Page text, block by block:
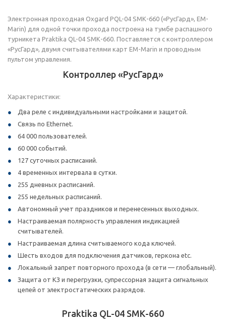
Электронная проходная Oxgard PQL-04 SMК-660 («РусГард», EM-
Marin) для одной точки прохода построена на тумбе распашного
турникета Praktika QL-04 SMК-660. Поставляется с контроллером
«РусГард», двумя считывателями карт EM-Marin и проводным
пультом управления.
Контроллер «РусГард»
Характеристики:
Два реле с индивидуальными настройками и защитой.
Связь по Ethernet.
64 000 пользователей.
60 000 событий.
127 суточных расписаний.
4 временных интервала в сутки.
255 дневных расписаний.
255 недельных расписаний.
Автономный учет праздников и перенесенных выходных.
Настраиваемая полярность управления индикацией
считывателей.
Настраиваемая длина считываемого кода ключей.
Шесть входов для подключения датчиков, геркона etc.
Локальный запрет повторного прохода (в сети — глобальный).
Защита от КЗ и перегрузки, супрессорная защита сигнальных
цепей от электростатических разрядов.
Praktika QL-04 SMК-660